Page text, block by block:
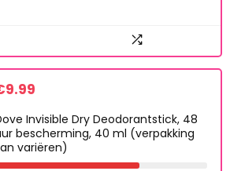
9.99
Invisible Dry Deodorantstick, 48
bescherming, 40 ml (verpakking
variëren)